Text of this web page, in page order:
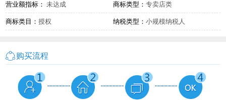
营业额指标： 未达成 商标类型： 专卖店类
商标类目：授权 纳税类型： 小规模纳税人
购买流程